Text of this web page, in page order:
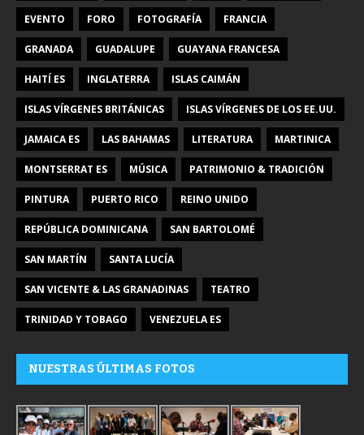
EVENTO FORO FOTOGRAFÍA FRANCIA
GRANADA GUADALUPE GUAYANA FRANCESA
HAITÍ ES INGLATERRA ISLAS CAIMÁN
ISLAS VÍRGENES BRITÁNICAS ISLAS VÍRGENES DE LOS EE.UU.
JAMAICA ES LAS BAHAMAS LITERATURA MARTINICA
MONTSERRAT ES MÚSICA PATRIMONIO & TRADICIÓN
PINTURA PUERTO RICO REINO UNIDO
REPÚBLICA DOMINICANA SAN BARTOLOMÉ
SAN MARTÍN SANTA LUCÍA
SAN VICENTE & LAS GRANADINAS TEATRO
TRINIDAD Y TOBAGO VENEZUELA ES
NUESTRAS ÚLTIMAS FOTOS